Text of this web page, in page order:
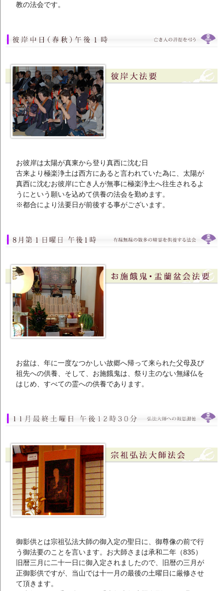
教の法会です。
お彼岸は太陽が真東から登り真西に沈む日
古来より極楽浄土は西方にあると言われていた為に、太陽が
真西に沈むお彼岸に亡き人が無事に極楽浄土へ往生されるよ
うにという願いを込めて供養の法会を勤めます。
※都合により法要日が前後する事がございます。
お盆は、年に一度なつかしい故郷へ帰って来られた父母及び
祖先への供養、そして、お施餓鬼は、祭り主のない無縁仏を
はじめ、すべての霊への供養であります。
御影供とは宗祖弘法大師の御入定の聖日に、御尊像の前で行
う御法要のことを言います。お大師さまは承和二年（835）
旧暦三月に二十一日に御入定されましたので、旧暦の三月が
正御影供ですが、当山では十一月の最後の土曜日に厳修させ
て頂きます。